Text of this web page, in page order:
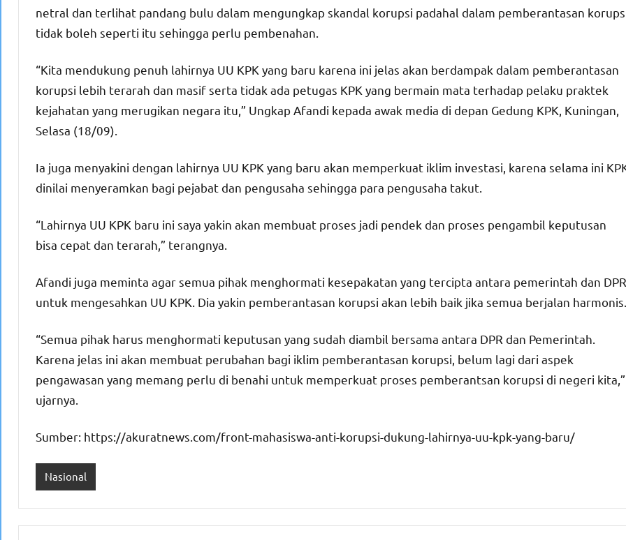
netral dan terlihat pandang bulu dalam mengungkap skandal korupsi padahal dalam pemberantasan
tidak boleh seperti itu sehingga perlu pembenahan.
“Kita mendukung penuh lahirnya UU KPK yang baru karena ini jelas akan berdampak dalam pemberantasan
korupsi lebih terarah dan masif serta tidak ada petugas KPK yang bermain mata terhadap pelaku praktek
kejahatan yang merugikan negara itu,” Ungkap Afandi kepada awak media di depan Gedung KPK, Kuningan,
Selasa (18/09).
Ia juga menyakini dengan lahirnya UU KPK yang baru akan memperkuat iklim investasi, karena selama ini
dinilai menyeramkan bagi pejabat dan pengusaha sehingga para pengusaha takut.
“Lahirnya UU KPK baru ini saya yakin akan membuat proses jadi pendek dan proses pengambil keputusan
bisa cepat dan terarah,” terangnya.
Afandi juga meminta agar semua pihak menghormati kesepakatan yang tercipta antara pemerintah dan DPR
untuk mengesahkan UU KPK. Dia yakin pemberantasan korupsi akan lebih baik jika semua berjalan harmonis.
“Semua pihak harus menghormati keputusan yang sudah diambil bersama antara DPR dan Pemerintah.
Karena jelas ini akan membuat perubahan bagi iklim pemberantasan korupsi, belum lagi dari aspek
pengawasan yang memang perlu di benahi untuk memperkuat proses pemberantsan korupsi di negeri kita,”
ujarnya.
Sumber: https://akuratnews.com/front-mahasiswa-anti-korupsi-dukung-lahirnya-uu-kpk-yang-baru/
Nasional